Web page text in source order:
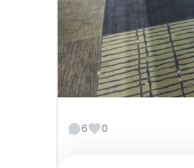
6 0